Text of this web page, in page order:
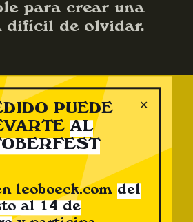
para crear una
difícil de olvidar.
✕
PUEDE
AL
leoboeck.com del
al 14 de